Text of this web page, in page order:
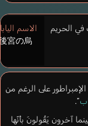
على الرغم من
”.
آخرون يَقُولونَ بأنّها
في الحريم
الاسم
宮の烏